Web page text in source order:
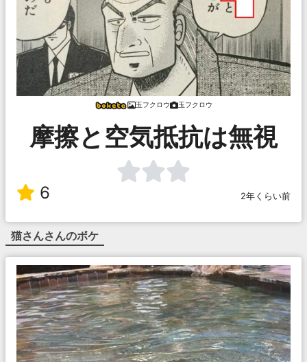
玉フクロウ 玉フクロウ
摩擦と空気抵抗は無視
6 2年くらい前
猫さんさんのボケ